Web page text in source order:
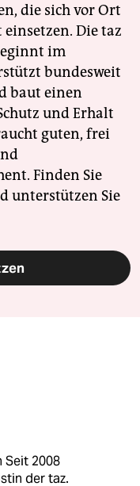
die sich vor Ort
Die taz
im
bundesweit
baut einen
und Erhalt
guten, frei
Finden Sie
unterstützen Sie
Seit 2008
der taz.